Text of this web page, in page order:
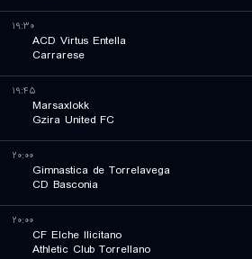
۱۹:۳۰
ACD Virtus Entella
Carrarese
۱۹:۴۵
Marsaxlokk
Gzira United FC
۲۰:۰۰
Gimnastica de Torrelavega
CD Basconia
۲۰:۰۰
CF Elche Ilicitano
Athletic Club Torrellano